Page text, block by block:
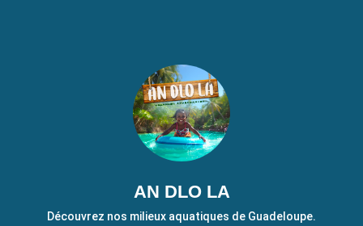
AN DLO LA
Découvrez nos milieux aquatiques de Guadeloupe.